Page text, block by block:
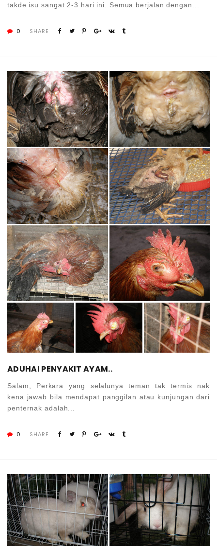
takde isu sangat 2-3 hari ini. Semua berjalan dengan...
0 SHARE
ADUHAI PENYAKIT AYAM..
Salam, Perkara yang selalunya teman tak termis nak
kena jawab bila mendapat panggilan atau kunjungan dari
penternak adalah...
0 SHARE